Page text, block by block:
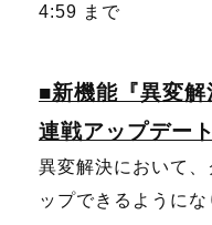
4:59 まで
■新機能『異変
連戦アップデート
異変解決において
ップできるようにな